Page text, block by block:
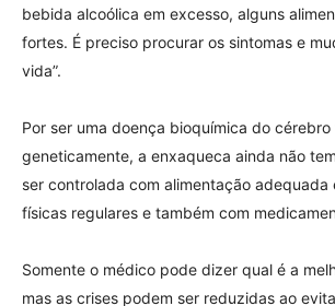
bebida alcoólica em excesso, alguns
fortes. É preciso procurar os sintomas e
vida”.
Por ser uma doença bioquímica do
geneticamente, a enxaqueca ainda não
ser controlada com alimentação adequada
físicas regulares e também com
Somente o médico pode dizer qual é a
mas as crises podem ser reduzidas ao